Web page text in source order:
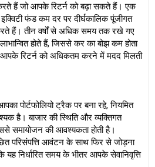
हैं जो आपके रिटर्न को बढ़ा सकते हैं। एक
फंड कम दर पर दीर्घकालिक पूंजीगत
हैं। तीन वर्षों से अधिक समय तक रखे गए
होते हैं, जिससे कर का बोझ कम होता
रिटर्न को अधिकतम करने में मदद मिलती
पोर्टफोलियो ट्रैक पर बना रहे, नियमित
है। बाजार की स्थिति और व्यक्तिगत
समायोजन की आवश्यकता होती है।
परिसंपत्ति आवंटन के साथ फिर से जोड़ना
यह निर्धारित समय के भीतर आपके सेवानिवृत्ति